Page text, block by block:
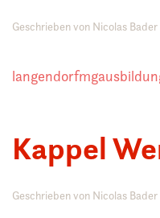
Geschrieben von Nicolas Bader
Kappel
Geschrieben von Nicolas Bader